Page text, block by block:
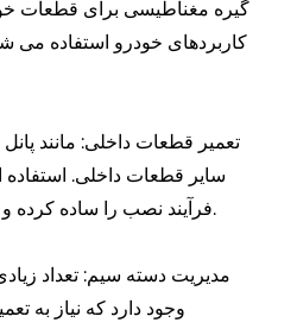
گیره مغناطیسی برای قطعات
کاربردهای خودرو استفاده می
تعمیر قطعات داخلی: مانند پانل
سایر قطعات داخلی. استفاده
فرآیند نصب را ساده کرده و کارایی مونتاژ را بهبود بخشد.
مدیریت دسته سیم: تعداد
وجود دارد که نیاز به